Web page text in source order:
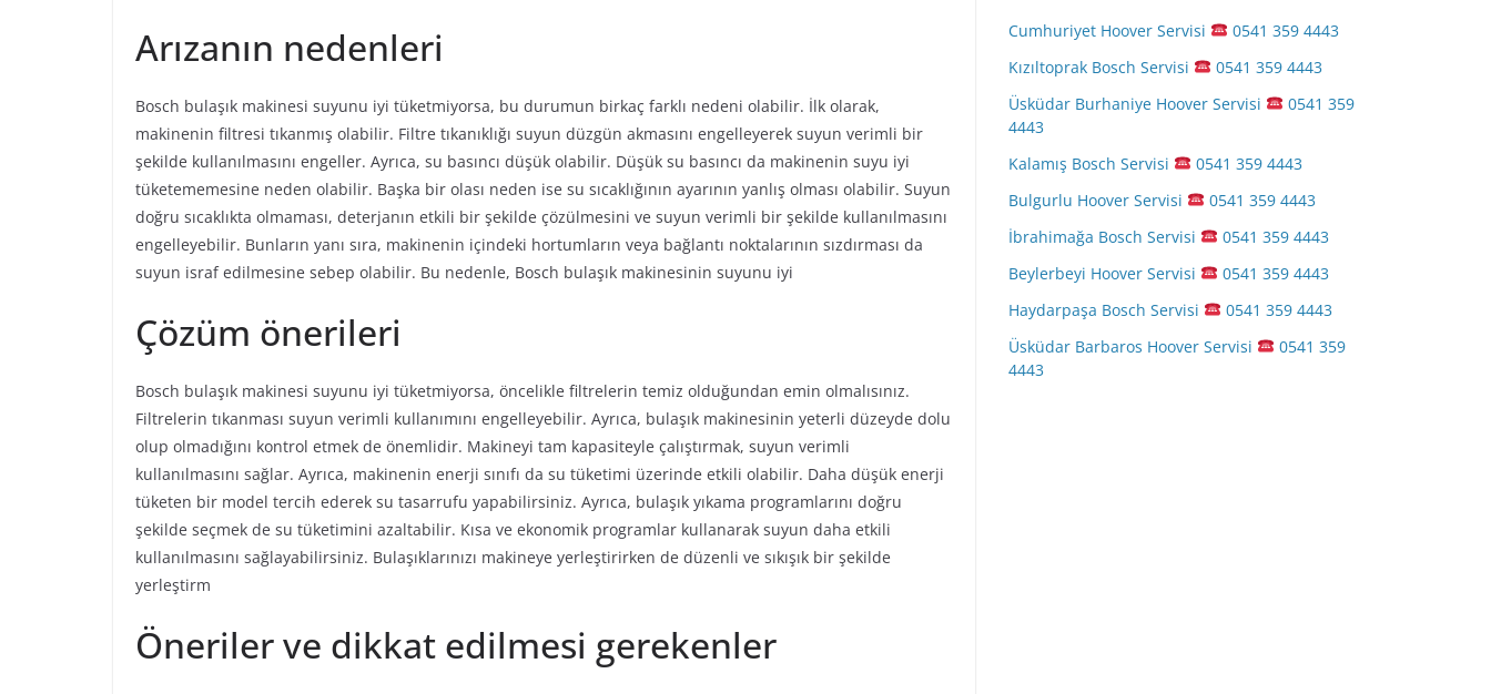
Arızanın nedenleri
Bosch bulaşık makinesi suyunu iyi tüketmiyorsa, bu durumun birkaç farklı nedeni olabilir. İlk olarak,
makinenin filtresi tıkanmış olabilir. Filtre tıkanıklığı suyun düzgün akmasını engelleyerek suyun verimli bir
şekilde kullanılmasını engeller. Ayrıca, su basıncı düşük olabilir. Düşük su basıncı da makinenin suyu iyi
tüketememesine neden olabilir. Başka bir olası neden ise su sıcaklığının ayarının yanlış olması olabilir. Suyun
doğru sıcaklıkta olmaması, deterjanın etkili bir şekilde çözülmesini ve suyun verimli bir şekilde kullanılmasını
engelleyebilir. Bunların yanı sıra, makinenin içindeki hortumların veya bağlantı noktalarının sızdırması da
suyun israf edilmesine sebep olabilir. Bu nedenle, Bosch bulaşık makinesinin suyunu iyi
Çözüm önerileri
Bosch bulaşık makinesi suyunu iyi tüketmiyorsa, öncelikle filtrelerin temiz olduğundan emin olmalısınız.
Filtrelerin tıkanması suyun verimli kullanımını engelleyebilir. Ayrıca, bulaşık makinesinin yeterli düzeyde dolu
olup olmadığını kontrol etmek de önemlidir. Makineyi tam kapasiteyle çalıştırmak, suyun verimli
kullanılmasını sağlar. Ayrıca, makinenin enerji sınıfı da su tüketimi üzerinde etkili olabilir. Daha düşük enerji
tüketen bir model tercih ederek su tasarrufu yapabilirsiniz. Ayrıca, bulaşık yıkama programlarını doğru
şekilde seçmek de su tüketimini azaltabilir. Kısa ve ekonomik programlar kullanarak suyun daha etkili
kullanılmasını sağlayabilirsiniz. Bulaşıklarınızı makineye yerleştirirken de düzenli ve sıkışık bir şekilde
yerleştirm
Öneriler ve dikkat edilmesi gerekenler
Cumhuriyet Hoover Servisi
0541 359 4443
Kızıltoprak Bosch Servisi
0541 359 4443
Üsküdar Burhaniye Hoover Servisi
0541 359
4443
Kalamış Bosch Servisi
0541 359 4443
Bulgurlu Hoover Servisi
0541 359 4443
İbrahimağa Bosch Servisi
0541 359 4443
Beylerbeyi Hoover Servisi
0541 359 4443
Haydarpaşa Bosch Servisi
0541 359 4443
Üsküdar Barbaros Hoover Servisi
0541 359
4443